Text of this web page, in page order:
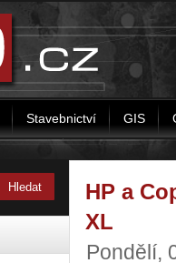
Stavebnictví GIS
HP a
XL
Pondělí,